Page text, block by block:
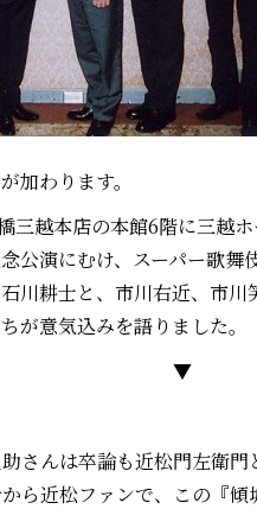
加わります。
三越本店の本館6階に三越
公演にむけ、スーパー歌
川耕士と、市川右近、市
が意気込みを語りました。
▼
さんは卒論も近松門左衛門
ら近松ファンで、この『傾